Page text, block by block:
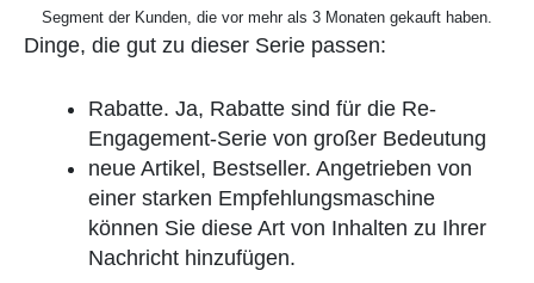
Segment der Kunden, die vor mehr als 3 Monaten gekauft haben.
Dinge, die gut zu dieser Serie passen:
Rabatte. Ja, Rabatte sind für die Re-
Engagement-Serie von großer Bedeutung
neue Artikel, Bestseller. Angetrieben von
einer starken Empfehlungsmaschine
können Sie diese Art von Inhalten zu Ihrer
Nachricht hinzufügen.